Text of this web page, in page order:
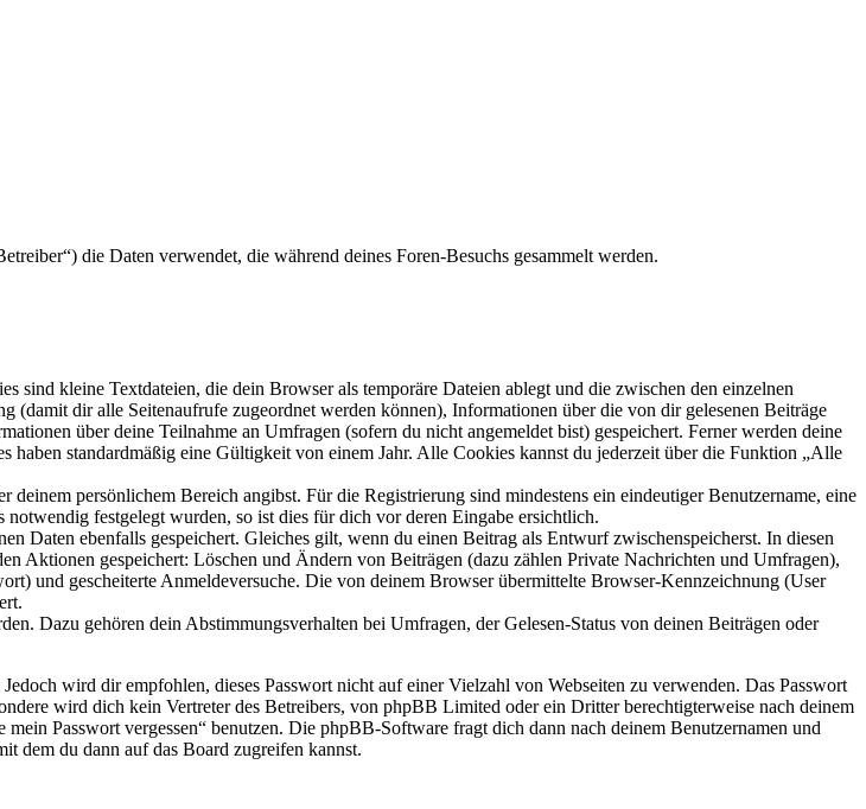
die Daten verwendet, die während deines Foren-Besuchs gesammelt werden.
sind kleine Textdateien, die dein Browser als temporäre Dateien ablegt und die zwischen den einzelnen
dir alle Seitenaufrufe zugeordnet werden können), Informationen über die von dir gelesenen Beiträge
über deine Teilnahme an Umfragen (sofern du nicht angemeldet bist) gespeichert. Ferner werden deine
standardmäßig eine Gültigkeit von einem Jahr. Alle Cookies kannst du jederzeit über die Funktion „Alle
persönlichem Bereich angibst. Für die Registrierung sind mindestens ein eindeutiger Benutzername, eine
festgelegt wurden, so ist dies für dich vor deren Eingabe ersichtlich.
Daten ebenfalls gespeichert. Gleiches gilt, wenn du einen Beitrag als Entwurf zwischenspeicherst. In diesen
Aktionen gespeichert: Löschen und Ändern von Beiträgen (dazu zählen Private Nachrichten und Umfragen),
und gescheiterte Anmeldeversuche. Die von deinem Browser übermittelte Browser-Kennzeichnung (User
Dazu gehören dein Abstimmungsverhalten bei Umfragen, der Gelesen-Status von deinen Beiträgen oder
wird dir empfohlen, dieses Passwort nicht auf einer Vielzahl von Webseiten zu verwenden. Das Passwort
wird dich kein Vertreter des Betreibers, von phpBB Limited oder ein Dritter berechtigterweise nach deinem
Passwort vergessen“ benutzen. Die phpBB-Software fragt dich dann nach deinem Benutzernamen und
dem du dann auf das Board zugreifen kannst.